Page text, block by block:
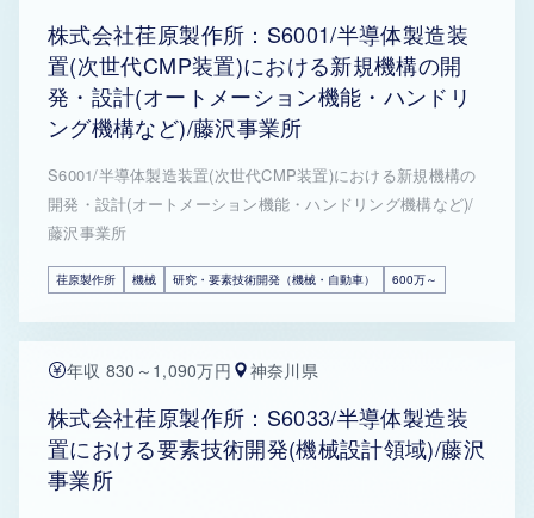
株式会社荏原製作所：S6001/半導体製造装
置(次世代CMP装置)における新規機構の開
発・設計(オートメーション機能・ハンドリ
ング機構など)/藤沢事業所
S6001/半導体製造装置(次世代CMP装置)における新規機構の
開発・設計(オートメーション機能・ハンドリング機構など)/
藤沢事業所
荏原製作所 機械 研究・要素技術開発（機械・自動車） 600万～
年収 830～1,090万円 神奈川県
株式会社荏原製作所：S6033/半導体製造装
置における要素技術開発(機械設計領域)/藤沢
事業所